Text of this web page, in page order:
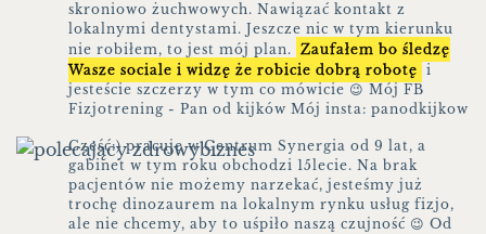
skroniowo żuchwowych. Nawiązać kontakt z
lokalnymi dentystami. Jeszcze nic w tym kierunku
nie robiłem, to jest mój plan. Zaufałem bo śledzę
Wasze sociale i widzę że robicie dobrą robotę i
jesteście szczerzy w tym co mówicie 😉 Mój FB
Fizjotrening - Pan od kijków Mój insta: panodkijkow
Cześć:) pracuję w Centrum Synergia od 9 lat, a
gabinet w tym roku obchodzi 15lecie. Na brak
pacjentów nie możemy narzekać, jesteśmy już
trochę dinozaurem na lokalnym rynku usług fizjo,
ale nie chcemy, aby to uśpiło naszą czujność 😉 Od